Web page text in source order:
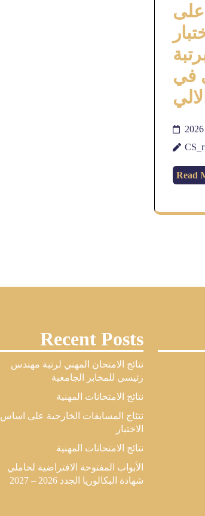
على
في
Read
Recent Posts
نتائج الامتحان المهني لرتبة مهندس
رئيسي للمخابر الجامعية
نتائج الامتحانات المهنية
نتئاج المسابقات الخارجية على اساس
الاختبار
نتائج الامتحانات المهنية
الأبواب المفتوحة الافتراضية لحاملي
شهادة البكالوريا الجدد 2026 – 2027